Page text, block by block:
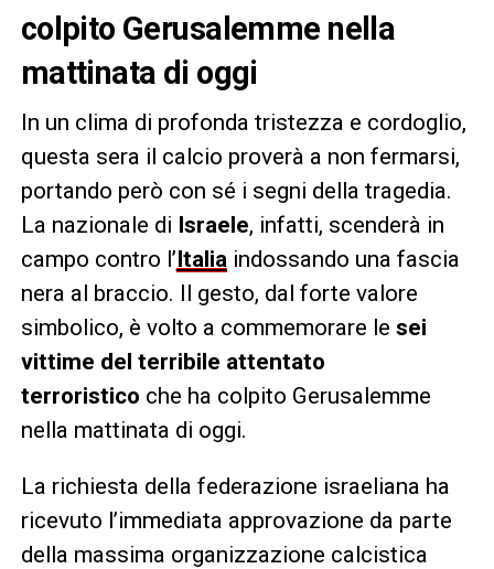
colpito Gerusalemme nella
mattinata di oggi
In un clima di profonda tristezza e cordoglio,
questa sera il calcio proverà a non fermarsi,
portando però con sé i segni della tragedia.
La nazionale di Israele, infatti, scenderà in
campo contro l’Italia indossando una fascia
nera al braccio. Il gesto, dal forte valore
simbolico, è volto a commemorare le sei
vittime del terribile attentato
terroristico che ha colpito Gerusalemme
nella mattinata di oggi.
La richiesta della federazione israeliana ha
ricevuto l’immediata approvazione da parte
della massima organizzazione calcistica